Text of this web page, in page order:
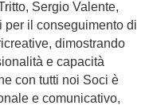
Sergio Valente,
per il conseguimento di
dimostrando
e capacità
con tutti noi Soci è
e comunicativo,